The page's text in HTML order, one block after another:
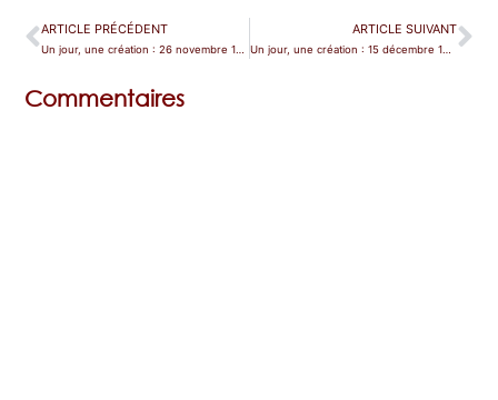
ARTICLE PRÉCÉDENT ARTICLE SUIVANT
Un jour, une création : 15 décembre 1832, jeune comme Hérold
Commentaires